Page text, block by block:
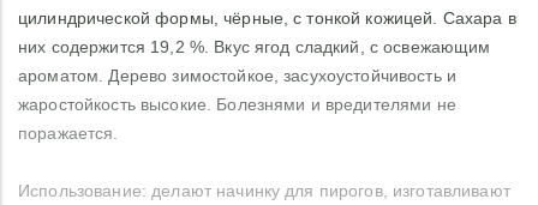
цилиндрической формы, чёрные, с тонкой кожицей. Сахара в
них содержится 19,2 %. Вкус ягод сладкий, с освежающим
ароматом. Дерево зимостойкое, засухоустойчивость и
жаростойкость высокие. Болезнями и вредителями не
поражается.
Использование: делают начинку для пирогов, изготавливают